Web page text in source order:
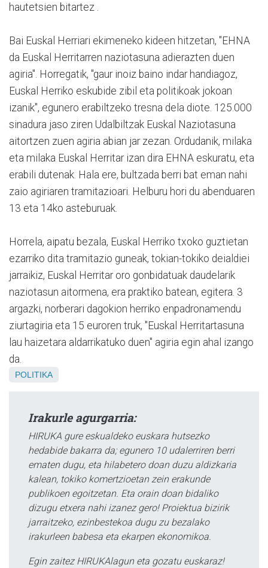
hautetsien bitartez .
Bai Euskal Herriari ekimeneko kideen hitzetan, "EHNA
da Euskal Herritarren naziotasuna adierazten duen
agiria". Horregatik, "gaur inoiz baino indar handiagoz,
Euskal Herriko eskubide zibil eta politikoak jokoan
izanik", egunero erabiltzeko tresna dela diote. 125.000
sinadura jaso ziren Udalbiltzak Euskal Naziotasuna
aitortzen zuen agiria abian jar zezan. Ordudanik, milaka
eta milaka Euskal Herritar izan dira EHNA eskuratu, eta
erabili dutenak. Hala ere, bultzada berri bat eman nahi
zaio agiriaren tramitazioari. Helburu hori du abenduaren
13 eta 14ko asteburuak.
Horrela, aipatu bezala, Euskal Herriko txoko guztietan
ezarriko dita tramitazio guneak, tokian-tokiko deialdiei
jarraikiz, Euskal Herritar oro gonbidatuak daudelarik
naziotasun aitormena, era praktiko batean, egitera. 3
argazki, norberari dagokion herriko enpadronamendu
ziurtagiria eta 15 euroren truk, "Euskal Herritartasuna
lau haizetara aldarrikatuko duen" agiria egin ahal izango
da.
POLITIKA
Irakurle agurgarria:
HIRUKA gure eskualdeko euskara hutsezko
hedabide bakarra da; egunero 10 udalerriren berri
ematen dugu, eta hilabetero doan duzu aldizkaria
kalean, tokiko komertzioetan zein erakunde
publikoen egoitzetan. Eta orain doan bidaliko
dizugu etxera nahi izanez gero! Proiektua bizirik
jarraitzeko, ezinbestekoa dugu zu bezalako
irakurleen babesa eta ekarpen ekonomikoa.
Egin zaitez HIRUKAlagun eta gozatu euskaraz!